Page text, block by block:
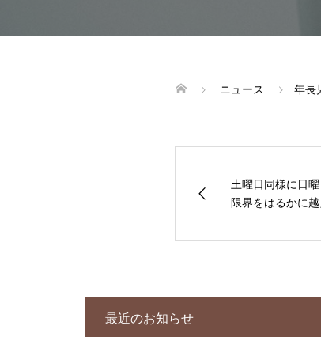
ニュース 年長
土曜日同様に日
限界をはるかに
最近のお知らせ